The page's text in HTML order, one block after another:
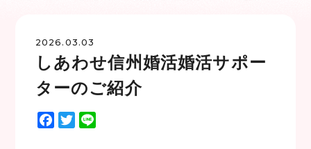
2026.03.03
しあわせ信州婚活婚活サポー
ターのご紹介
F
T